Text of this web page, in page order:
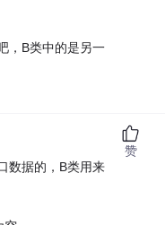
，B类中的是另一
数据的，B类用来
赞